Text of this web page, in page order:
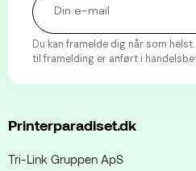
Du kan framelde dig når som
til framelding er anført i
Printerparadiset.dk
Tri-Link Gruppen ApS